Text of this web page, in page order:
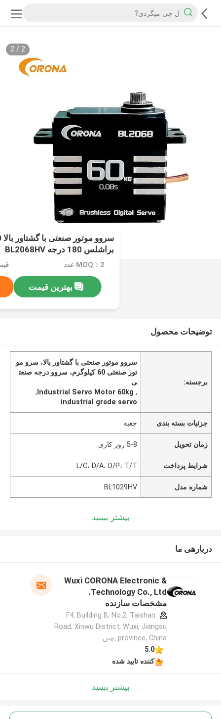
2
/
2
براشلس 180 درجه BL2068HV
MOQ：2 عدد
بهترین قیمت
توضیحات محصول
برجسته:
سروو موتور صنعتی با گشتاور بالا، سرو مو
تور صنعتی 60 کیلوگرم، سروو درجه صنعت
ی
,
Industrial Servo Motor 60kg
,
industrial grade servo
جزئیات بسته بندی جعبه
زمان تحویل 5-8 روز کاری
شرایط پرداخت L/C، D/A، D/P، T/T
شماره مدل BL1029HV
بیشتر ببینید
دربارهی ما
Wuxi CORONA Electronic &
Technology Co., Ltd.
مشخصات سازنده
F4, Building B, No.2, Taishan
Road, Xinwu District, Wuxi, Jiangsu
province, China ,چین
5.0
کننده تایید شده
بیشتر ببینید